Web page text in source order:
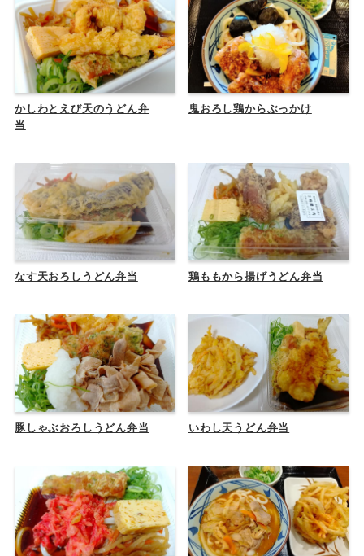
かしわとえび天のうどん弁
当
鬼おろし鶏からぶっかけ
なす天おろしうどん弁当 鶏ももから揚げうどん弁当
豚しゃぶおろしうどん弁当 いわし天うどん弁当